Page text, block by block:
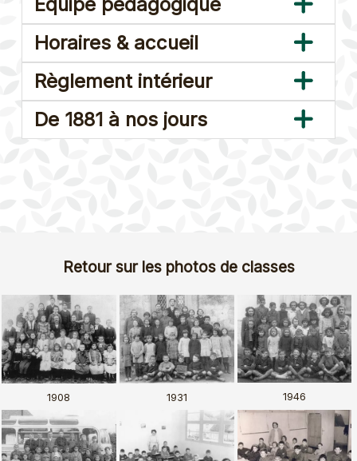
Horaires & accueil
Règlement intérieur
De 1881 à nos jours
Retour sur les photos de classes
1908 1931 1946